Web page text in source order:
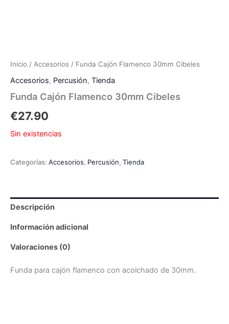
Inicio / Accesorios / Funda Cajón Flamenco 30mm Cibeles
Accesorios, Percusión, Tienda
Funda Cajón Flamenco 30mm Cibeles
€27.90
Sin existencias
Categorías: Accesorios, Percusión, Tienda
Descripción
Información adicional
Valoraciones (0)
Funda para cajón flamenco con acolchado de 30mm.